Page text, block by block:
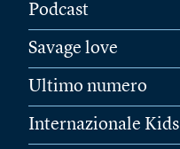
Podcast
Savage love
Ultimo numero
Internazionale Kids